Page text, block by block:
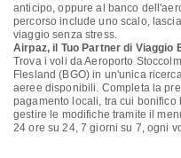
anticipo, oppure al banco
percorso include uno scalo,
viaggio senza stress.
Airpaz, il Tuo Partner di Viaggio
Trova i voli da Aeroporto
Flesland (BGO) in un'unica
aeree disponibili. Completa la
pagamento locali, tra cui
gestire le modifiche tramite il
24 ore su 24, 7 giorni su 7, ogni